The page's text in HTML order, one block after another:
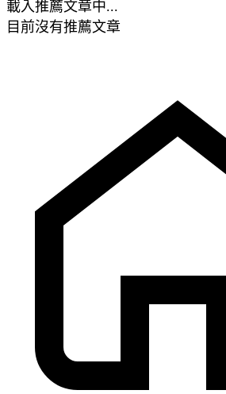
載入推薦文章中...
目前沒有推薦文章